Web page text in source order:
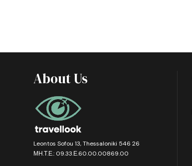
About Us
Leontos Sofou 13, Thessaloniki 546 26
ΜΗ.Τ.Ε.: 09.33.Ε.60.00.00869.00